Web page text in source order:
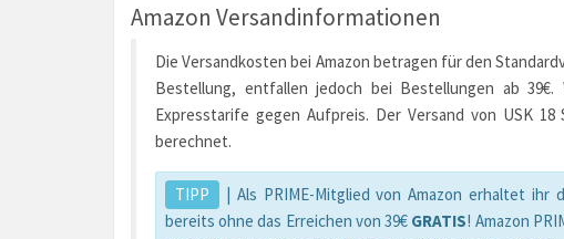
Amazon Versandinformationen
Die Versandkosten bei Amazon betragen für den
Bestellung, entfallen jedoch bei Bestellungen ab
Expresstarife gegen Aufpreis. Der Versand von USK
berechnet.
TIPP
| Als PRIME-Mitglied von Amazon erhaltet
bereits ohne das Erreichen von 39€ GRATIS! Amazon